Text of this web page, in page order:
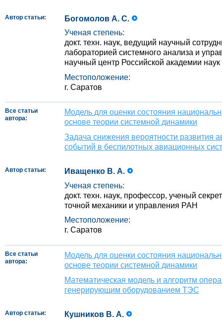
Автор статьи:
Богомолов А. С.
Ученая степень:
докт. техн. наук, ведущий научный
лабораторией системного анализа и
научный центр Российской академии наук
Местоположение:
г. Саратов
Все статьи
автора:
Модель для оценки состояния
основе теории системной динамики
Задача снижения вероятности развития
событий в беспилотных авиационных
Автор статьи:
Иващенко В. А.
Ученая степень:
докт. техн. наук, профессор, ученый
точной механики и управления РАН
Местоположение:
г. Саратов
Все статьи
автора:
Модель для оценки состояния
основе теории системной динамики
Математическая модель и алгоритм
генерирующим оборудованием ТЭС
Автор статьи:
Кушников В. А.